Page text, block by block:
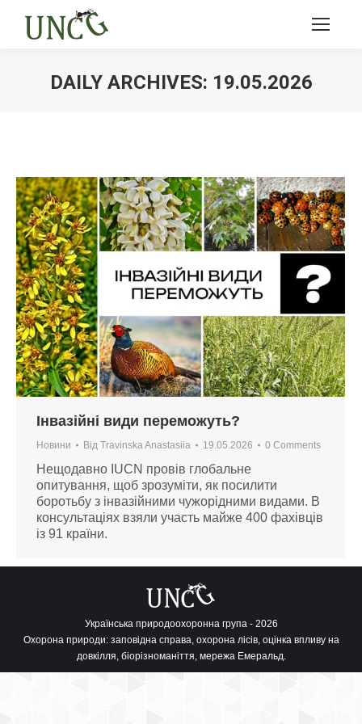
DAILY ARCHIVES: 19.05.2026
Інвазійні види переможуть?
Новини Від Travinska Anastasiia 19.05.2026 0 Comments
Нещодавно IUCN провів глобальне
опитування, щоб зрозуміти, як посилити
боротьбу з інвазійними чужорідними видами. В
консультаціях взяли участь майже 400 фахівців
із 91 країни.
Українська природоохоронна група - 2026
Охорона природи: заповідна справа, охорона лісів, оцінка впливу на
довкілля, біорізноманіття, мережа Емеральд.